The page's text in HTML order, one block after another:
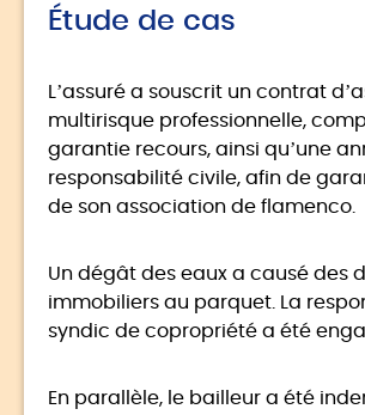
Étude de cas
L’assuré a souscrit un contrat
multirisque professionnelle,
garantie recours, ainsi qu’une
responsabilité civile, afin de
de son association de flamenco.
Un dégât des eaux a causé des
immobiliers au parquet. La
syndic de copropriété a été
En parallèle, le bailleur a été